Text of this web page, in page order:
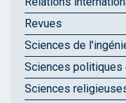
Revues
Sciences de
Sciences
Sciences